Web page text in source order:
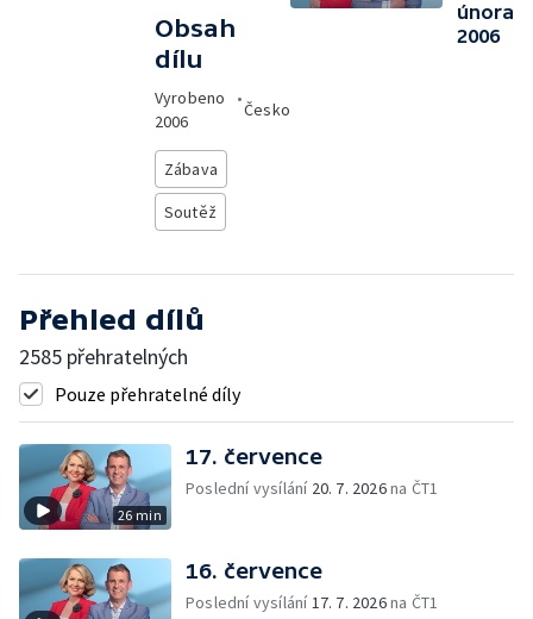
Obsah
dílu
Vyrobeno
2006
•
Česko
Zábava
Soutěž
února
2006
Přehled dílů
2585 přehratelných
Pouze přehratelné díly
26 min
17. července
Poslední vysílání 20. 7. 2026na ČT1
16. července
Poslední vysílání17. 7. 2026na ČT1